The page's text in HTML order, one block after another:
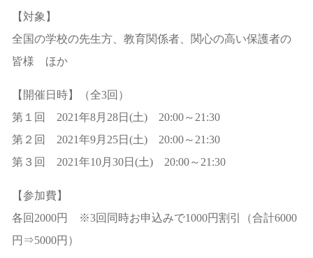
【対象】
全国の学校の先生方、教育関係者、関心の高い保護者の
皆様 ほか
【開催日時】（全3回）
第１回 2021年8月28日(土) 20:00～21:30
第２回 2021年9月25日(土) 20:00～21:30
第３回 2021年10月30日(土) 20:00～21:30
【参加費】
各回2000円 ※3回同時お申込みで1000円割引（合計6000
円⇒5000円）